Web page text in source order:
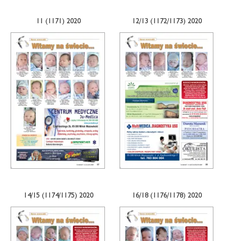
11 (1171) 2020 12/13 (1172/1173) 2020
14/15 (1174/1175) 2020 16/18 (1176/1178) 2020